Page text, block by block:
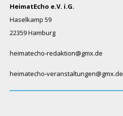
HeimatEcho e.V. i.G.
Haselkamp 59
22359 Hamburg
heimatecho-redaktion@gmx.de
heimatecho-veranstaltungen@gmx.de